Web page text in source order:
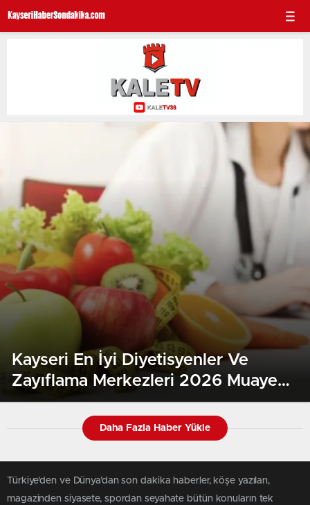
Kayseri En İyi Diyetisyenler Ve
Zayıflama Merkezleri 2026 Muayene
Ve Paket Fiyatları
Daha Fazla Haber Yükle
Türkiye'den ve Dünya’dan son dakika haberler, köşe yazıları,
magazinden siyasete, spordan seyahate bütün konuların tek